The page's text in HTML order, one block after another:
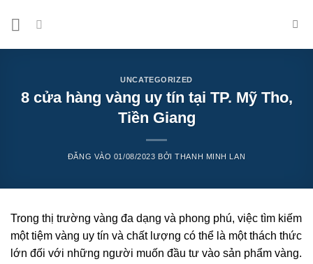
UNCATEGORIZED
8 cửa hàng vàng uy tín tại TP. Mỹ Tho,
Tiền Giang
ĐĂNG VÀO 01/08/2023 BỞITHANH MINH LAN
Trong thị trường vàng đa dạng và phong phú, việc tìm kiếm
một tiệm vàng uy tín và chất lượng có thể là một thách thức
lớn đối với những người muốn đầu tư vào sản phẩm vàng.